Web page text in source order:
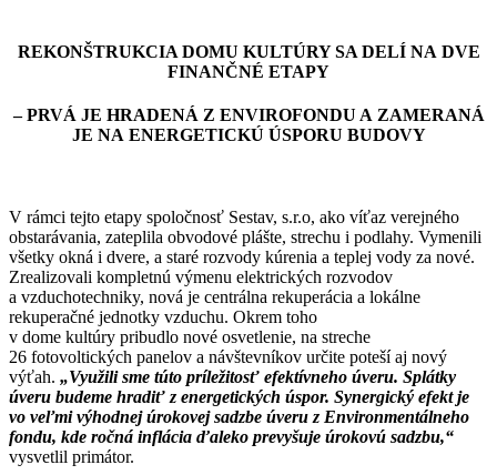
REKONŠTRUKCIA DOMU KULTÚRY SA DELÍ NA DVE
FINANČNÉ ETAPY
– PRVÁ JE HRADENÁ Z ENVIROFONDU A ZAMERANÁ
JE NA ENERGETICKÚ ÚSPORU BUDOVY
V rámci tejto etapy spoločnosť Sestav, s.r.o, ako víťaz verejného
obstarávania, zateplila obvodové plášte, strechu i podlahy. Vymenili
všetky okná i dvere, a staré rozvody kúrenia a teplej vody za nové.
Zrealizovali kompletnú výmenu elektrických rozvodov
a vzduchotechniky, nová je centrálna rekuperácia a lokálne
rekuperačné jednotky vzduchu. Okrem toho
v dome kultúry pribudlo nové osvetlenie, na streche
26 fotovoltických panelov a návštevníkov určite poteší aj nový
výťah. „Využili sme túto príležitosť efektívneho úveru. Splátky
úveru budeme hradiť z energetických úspor. Synergický efekt je
vo veľmi výhodnej úrokovej sadzbe úveru z Environmentálneho
fondu, kde ročná inflácia ďaleko prevyšuje úrokovú sadzbu,“
vysvetlil primátor.